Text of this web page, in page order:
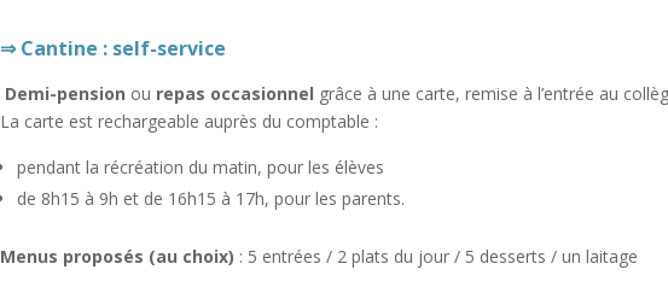
⇒ Cantine : self-service
Demi-pension ou repas occasionnel grâce à une carte, remise à l’entrée au
La carte est rechargeable auprès du comptable :
pendant la récréation du matin, pour les élèves
de 8h15 à 9h et de 16h15 à 17h, pour les parents.
Menus proposés (au choix) : 5 entrées / 2 plats du jour / 5 desserts / un laitage